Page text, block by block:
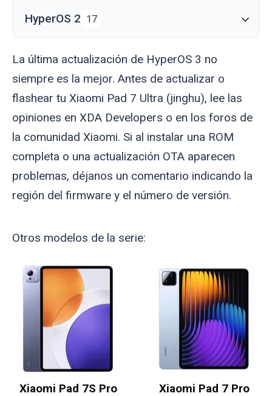
HyperOS 2 17
La última actualización de HyperOS 3 no
siempre es la mejor. Antes de actualizar o
flashear tu Xiaomi Pad 7 Ultra (jinghu), lee las
opiniones en XDA Developers o en los foros de
la comunidad Xiaomi. Si al instalar una ROM
completa o una actualización OTA aparecen
problemas, déjanos un comentario indicando la
región del firmware y el número de versión.
Otros modelos de la serie:
Xiaomi Pad 7S Pro
Xiaomi Pad 7 Pro